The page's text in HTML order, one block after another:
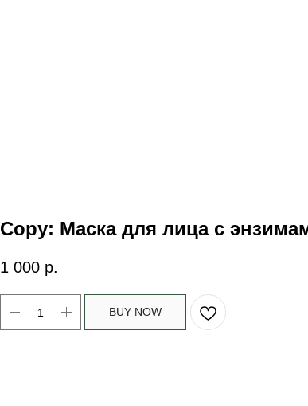
Copy: Маска для лица с
1 000 р.
BUY NOW